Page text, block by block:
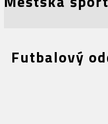
Futbalový